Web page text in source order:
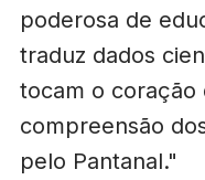
poderosa de
traduz dados
tocam o coração
compreensão
pelo Pantanal."